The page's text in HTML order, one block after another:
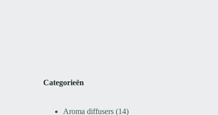
Categorieën
Aroma diffusers 1414